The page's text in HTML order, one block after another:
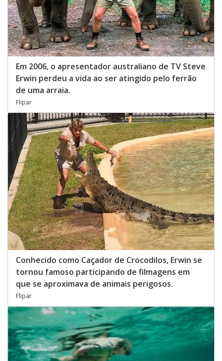
Em 2006, o apresentador australiano de TV Steve
Erwin perdeu a vida ao ser atingido pelo ferrão
de uma arraia.
Flipar
Conhecido como Caçador de Crocodilos, Erwin se
tornou famoso participando de filmagens em
que se aproximava de animais perigosos.
Flipar